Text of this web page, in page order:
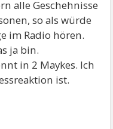
alle Geschehnisse
so als würde
im Radio hören.
ja bin.
in 2 Maykes. Ich
ist.